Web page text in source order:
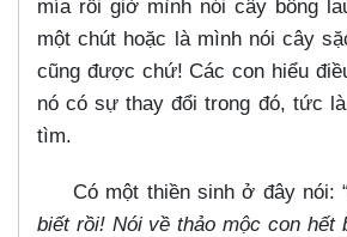
mía rồi giờ mình nói cây bông
một chút hoặc là mình nói cây
cũng được chứ! Các con hiểu
nó có sự thay đổi trong đó, tức
tìm.
Có một thiền sinh ở đây nói: “
biết rồi! Nói về thảo mộc con hết